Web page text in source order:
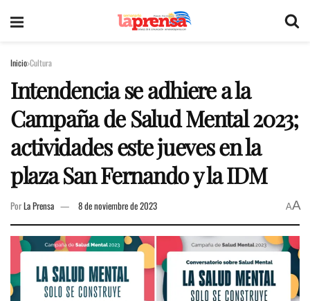
Inicio Cultura
Intendencia se adhiere a la
Campaña de Salud Mental 2023;
actividades este jueves en la
plaza San Fernando y la IDM
PorLa Prensa 8 de noviembre de 2023 AA